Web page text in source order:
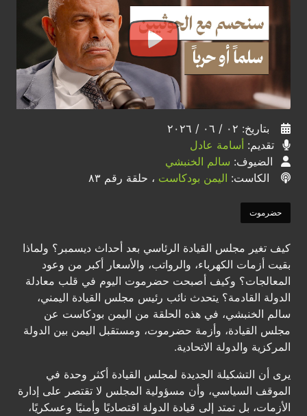
بتاريخ: ٠٢ / ٠٦ / ٢٠٢٦
تقديم: أسامة عادل
الضيوف: سالم الخنبشي
الكاست: اليمن بودكاست ، حلقة رقم ٨٣
حضرموت
كيف تغير مجلس القيادة الرئاسي بعد أحداث ديسمبر؟ ولماذا
بقيت أزمات الكهرباء، والرواتب، والأسعار أكبر من وعود
المعالجات؟ وكيف أصبحت حضرموت اليوم في قلب معادلة
الدولة القادمة؟ يتحدث نائب رئيس مجلس القيادة اليمني،
سالم الخنبشي، في هذه الحلقة من اليمن بودكاست عن
مجلس القيادة، وأزمة حضرموت، ومستقبل اليمن بين الدولة
المركزية والدولة الاتحادية.
يرى أن التشكيلة الجديدة لمجلس القيادة أكثر وحدة في
الموقف السياسي، وأن مسؤولية المجلس لا تقتصر على إدارة
الأزمات، بل تمتد إلى قيادة الدولة اقتصاديًا وأمنيًا وعسكريًا،